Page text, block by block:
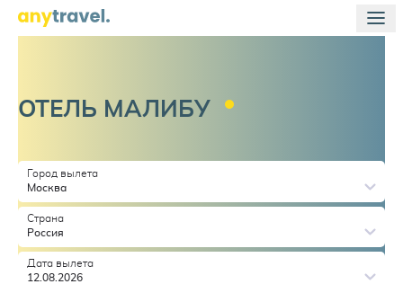
ОТЕЛЬ МАЛИБУ
Город вылета
Москва
Страна
Россия
Дата вылета
12.08.2026